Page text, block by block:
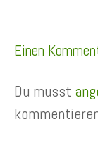
Einen
Du musst